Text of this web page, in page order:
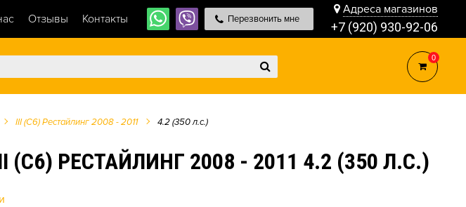
Отзывы Контакты Перезвонить мне
Адреса магазинов
+7 (920) 930-92-06
0
III (C6) Рестайлинг 2008 - 2011 4.2 (350 л.с.)
РЕСТАЙЛИНГ 2008 - 2011 4.2 (350 Л.С.)